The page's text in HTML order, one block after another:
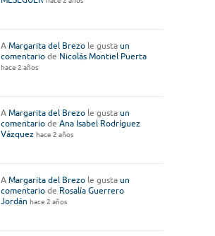
A Margarita del Brezo le gusta un
comentario de Nicolás Montiel Puerta
hace 2 años
A Margarita del Brezo le gusta un
comentario de Ana Isabel Rodríguez
Vázquez hace 2 años
A Margarita del Brezo le gusta un
comentario de Rosalía Guerrero
Jordán hace 2 años